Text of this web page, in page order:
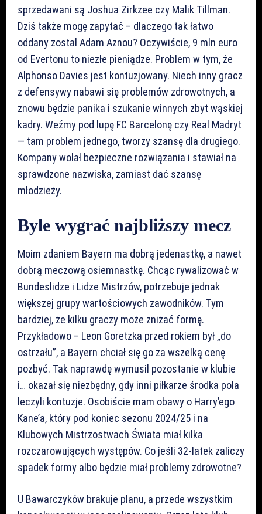
sprzedawani są Joshua Zirkzee czy Malik Tillman.
Dziś także mogę zapytać – dlaczego tak łatwo
oddany został Adam Aznou? Oczywiście, 9 mln euro
od Evertonu to niezłe pieniądze. Problem w tym, że
Alphonso Davies jest kontuzjowany. Niech inny gracz
z defensywy nabawi się problemów zdrowotnych, a
znowu będzie panika i szukanie winnych zbyt wąskiej
kadry. Weźmy pod lupę FC Barcelonę czy Real Madryt
— tam problem jednego, tworzy szansę dla drugiego.
Kompany wolał bezpieczne rozwiązania i stawiał na
sprawdzone nazwiska, zamiast dać szansę
młodzieży.
Byle wygrać najbliższy mecz
Moim zdaniem Bayern ma dobrą jedenastkę, a nawet
dobrą meczową osiemnastkę. Chcąc rywalizować w
Bundeslidze i Lidze Mistrzów, potrzebuje jednak
większej grupy wartościowych zawodników. Tym
bardziej, że kilku graczy może zniżać formę.
Przykładowo – Leon Goretzka przed rokiem był „do
ostrzału”, a Bayern chciał się go za wszelką cenę
pozbyć. Tak naprawdę wymusił pozostanie w klubie
i… okazał się niezbędny, gdy inni piłkarze środka pola
leczyli kontuzje. Osobiście mam obawy o Harry’ego
Kane’a, który pod koniec sezonu 2024/25 i na
Klubowych Mistrzostwach Świata miał kilka
rozczarowujących występów. Co jeśli 32-latek zaliczy
spadek formy albo będzie miał problemy zdrowotne?
U Bawarczyków brakuje planu, a przede wszystkim